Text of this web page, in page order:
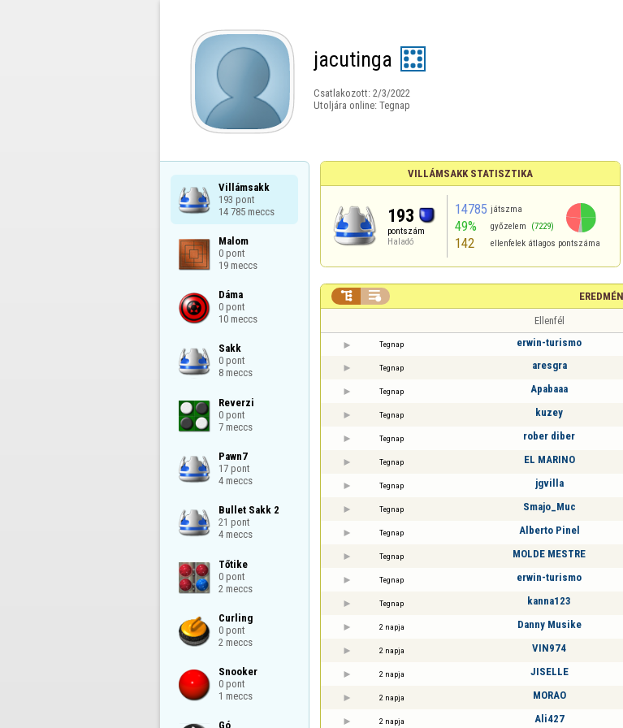
jacutinga
Csatlakozott: 2/3/2022
Utoljára online: Tegnap
Villámsakk
193 pont
14 785 meccs
Malom
0 pont
19 meccs
Dáma
0 pont
10 meccs
Sakk
0 pont
8 meccs
Reverzi
0 pont
7 meccs
Pawn7
17 pont
4 meccs
Bullet Sakk 2
21 pont
4 meccs
Tőtike
0 pont
2 meccs
Curling
0 pont
2 meccs
Snooker
0 pont
1 meccs
Gó
VILLÁMSAKK STATISZTIKA
193
pontszám
Haladó
14785 játszma
49% győzelem (7229)
142 ellenfelek átlagos pontszáma
 
Ellenfél
Tegnap erwin-turismo
Tegnap aresgra
Tegnap Apabaaa
Tegnap kuzey
Tegnap rober diber
Tegnap EL MARINO
Tegnap jgvilla
Tegnap Smajo_Muc
Tegnap Alberto Pinel
Tegnap MOLDE MESTRE
Tegnap erwin-turismo
Tegnap kanna123
2 napja Danny Musike
2 napja VIN974
2 napja JISELLE
2 napja MORAO
2 napja Ali427